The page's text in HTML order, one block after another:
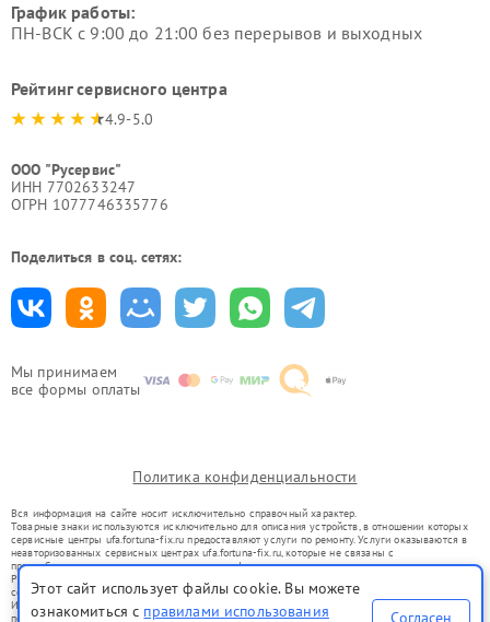
Мы принимаем
все формы оплаты
График работы:
ПН-ВСК с 9:00 до 21:00 без перерывов и выходных
Рейтинг сервисного центра
4.9-5.0
ООО "Русервис"
ИНН 7702633247
ОГРН 1077746335776
Поделиться в соц. сетях:
Политика конфиденциальности
Вся информация на сайте носит исключительно справочный характер.
Товарные знаки используются исключительно для описания устройств, в отношении которых
сервисные центры ufa.fortuna-fix.ru предоставляют услуги по ремонту. Услуги оказываются в
неавторизованных сервисных центрах ufa.fortuna-fix.ru, которые не связаны с
правообладателями товарных знаков или их официальными представителями.
Ремонт осуществляется для устройств, уже введенных в гражданский оборот в соответствии
со статьей 1487 ГК РФ.
Использование товарных знаков не преследует цели индивидуализации услуг или введения
потребителей в заблуждение, а служит для информирования о предоставляемых услугах по
Этот сайт использует файлы cookie. Вы можете
ознакомиться с правилами использования Согласен